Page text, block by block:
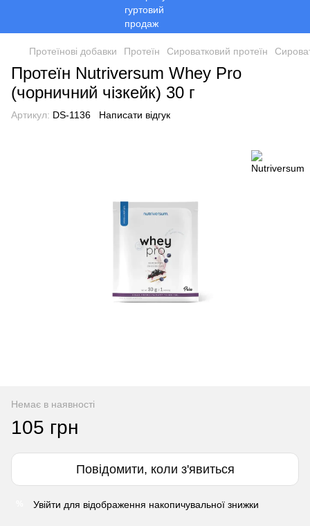
Протеїнові добавки Протеїн Сироватковий протеїн
Протеїн Nutriversum Whey Pro
(чорничний чізкейк) 30 г
Артикул: DS-1136 Написати відгук
Немає в наявності
105 грн
Повідомити, коли з'явиться
Увійти для відображення накопичувальної знижки